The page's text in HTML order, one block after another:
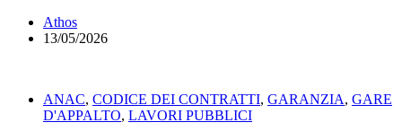
Athos
13/05/2026
ANAC, CODICE DEI CONTRATTI, GARANZIA, GARE
D'APPALTO, LAVORI PUBBLICI